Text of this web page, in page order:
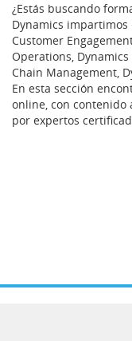
¿Estás buscando
Dynamics impartimos
Customer
Operations,
Chain Management,
En esta sección
online, con contenido
por expertos